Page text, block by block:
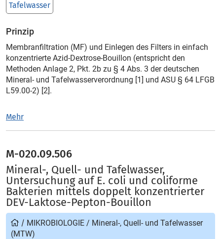
Tafelwasser
Prinzip
Membranfiltration (MF) und Einlegen des Filters in einfach
konzentrierte Azid-Dextrose-Bouillon (entspricht den
Methoden Anlage 2, Pkt. 2b zu § 4 Abs. 3 der deutschen
Mineral- und Tafelwasserverordnung [1] und ASU § 64 LFGB
L59.00-2) [2].
Mehr
M-020.09.506
Mineral-, Quell- und Tafelwasser,
Untersuchung auf E. coli und coliforme
Bakterien mittels doppelt konzentrierter
DEV-Laktose-Pepton-Bouillon
/ MIKROBIOLOGIE / Mineral-, Quell- und Tafelwasser
(MTW)